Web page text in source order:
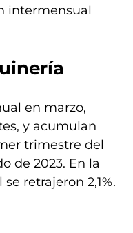
intermensual
en marzo,
y acumulan
trimestre del
de 2023. En la
retrajeron 2,1%.